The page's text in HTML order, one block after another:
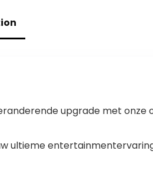
stick/USB (tas
en statief
inbegrepen)
upgrade met
ultieme